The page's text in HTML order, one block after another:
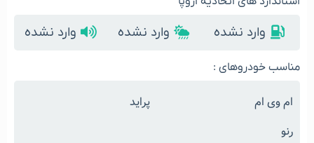
وارد نشده وارد نشده وارد نشده
مناسب خودروهای :
ام وی ام
پراید
رنو